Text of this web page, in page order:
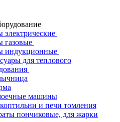
электрические
газовые
индукционные
для теплового
машины
и печи томления
пончиковые, для жарки